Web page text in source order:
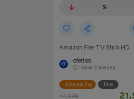
9
Amazon Fire TV Stick HD
ofertas
Hace 2 meses
Amazon España Fire
44,99€